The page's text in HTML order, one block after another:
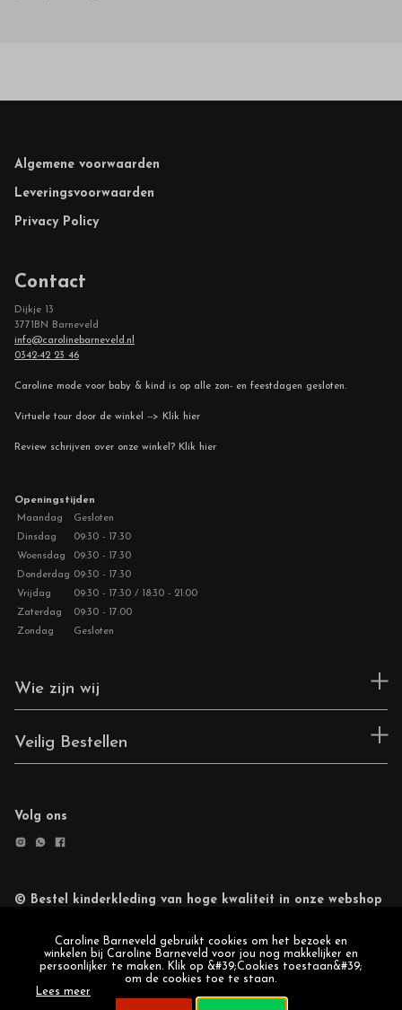
Footer
Algemene voorwaarden
Leveringsvoorwaarden
Privacy Policy
Contact
Dijkje 13
3771BN Barneveld
info@carolinebarneveld.nl
0342-42 23 46
Caroline mode voor baby & kind is op alle zon- en feestdagen gesloten.
Virtuele tour door de winkel --> Klik hier
Review schrijven over onze winkel? Klik hier
Openingstijden
Maandag
Gesloten
Dinsdag
09:30 - 17:30
Woensdag
09:30 - 17:30
Donderdag 09:30 - 17:30
Vrijdag
09:30 - 17:30 / 18:30 - 21:00
Zaterdag
09:30 - 17:00
Zondag
Gesloten
Wie zijn wij
Veilig Bestellen
Volg ons
© Bestel kinderkleding van hoge kwaliteit in onze webshop
Caroline Barneveld gebruikt cookies om het bezoek en
winkelen bij Caroline Barneveld voor jou nog makkelijker en
persoonlijker te maken. Klik op &#39;Cookies toestaan&#39;
om de cookies toe te staan.
Lees meer